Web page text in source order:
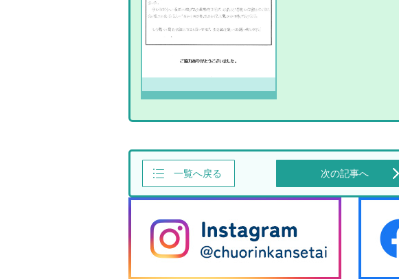
一覧へ戻る 次の記事へ